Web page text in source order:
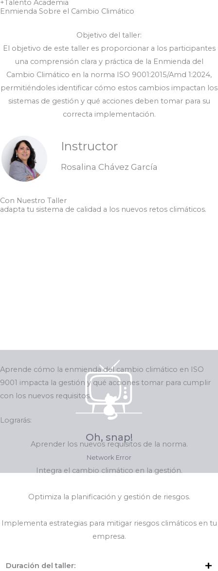
+Talento Academia
Enmienda Sobre el Cambio Climático
Objetivo del taller:
El objetivo de este taller es proporcionar a los participantes
una comprensión clara y práctica de la Enmienda del
Cambio Climático en la norma ISO 9001:2015/Amd 1:2024,
permitiéndoles identificar cómo estos cambios impactan los
sistemas de gestión y qué acciones deben tomar para su
correcta implementación.
Instructor
Rosalina Chávez García
Con Nuestro Taller
adapta tu sistema de calidad a los nuevos retos climáticos.
Aprende cómo la enmienda del cambio climático en ISO
9001 impacta la gestión y qué acciones tomar para cumplir
con los nuevos requisitos.
Lograrás:
Aprender los nuevos requisitos de la norma.
Integra el cambio climático en la gestión.
Optimiza la planificación y gestión de riesgos.
Implementa estrategias para mitigar riesgos climáticos en tu
empresa.
Duración del taller: